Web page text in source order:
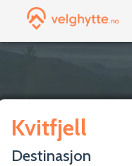
Kvitfjell
Destinasjon